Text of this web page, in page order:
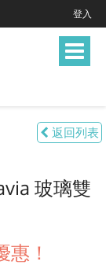
登入
Toggle
返回列表
玻璃雙
惠！